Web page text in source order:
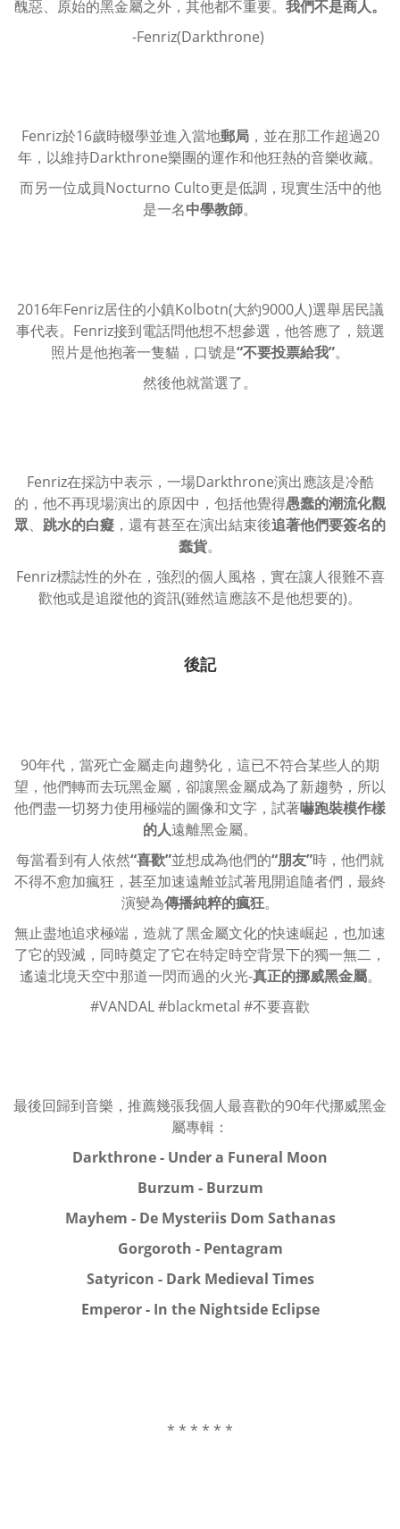
醜惡、原始的黑金屬之外，其他都不重要。 我們不是商人。
-Fenriz(Darkthrone)
Fenriz於16歲時輟學並進入當地郵局，並在那工作超過20
年，以維持Darkthrone樂團的運作和他狂熱的音樂收藏。
而另一位成員Nocturno Culto更是低調，現實生活中的他
是一名中學教師。
2016年Fenriz居住的小鎮Kolbotn(大約9000人)選舉居民議
事代表。Fenriz接到電話問他想不想參選，他答應了，競選
照片是他抱著一隻貓，口號是“不要投票給我”。
然後他就當選了。
Fenriz在採訪中表示，一場Darkthrone演出應該是冷酷
的，他不再現場演出的原因中，包括他覺得愚蠢的潮流化觀
眾、 跳水的白癡 ，還有甚至在演出結束後追著他們要簽名的
蠢貨。
Fenriz標誌性的外在，強烈的個人風格，實在讓人很難不喜
歡他或是追蹤他的資訊(雖然這應該不是他想要的)。
後記
90年代，當死亡金屬走向趨勢化，這已不符合某些人的期
望，他們轉而去玩黑金屬，卻讓黑金屬成為了新趨勢，所以
他們盡一切努力使用極端的圖像和文字，試著嚇跑裝模作樣
的人遠離黑金屬。
每當看到有人依然“喜歡”並想成為他們的“朋友”時，他們就
不得不愈加瘋狂，甚至加速遠離並試著甩開追隨者們，最終
演變為傳播純粹的瘋狂。
無止盡地追求極端，造就了黑金屬文化的快速崛起，也加速
了它的毀滅，同時奠定了它在特定時空背景下的獨一無二，
遙遠北境天空中那道一閃而過的火光-真正的挪威黑金屬。
#VANDAL #blackmetal #不要喜歡
最後回歸到音樂， 推薦幾張我個人最喜歡的90年代挪威黑金
屬專輯：
Darkthrone - Under a Funeral Moon
Burzum - Burzum
Mayhem - De Mysteriis Dom Sathanas
Gorgoroth - Pentagram
Satyricon - Dark Medieval Times
Emperor - In the Nightside Eclipse
* * * * * *